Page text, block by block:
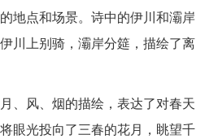
地点和场景。诗中的伊川和灞岸
川上别骑，灞岸分筵，描绘了离
、风、烟的描绘，表达了对春天
眼光投向了三春的花月，眺望千